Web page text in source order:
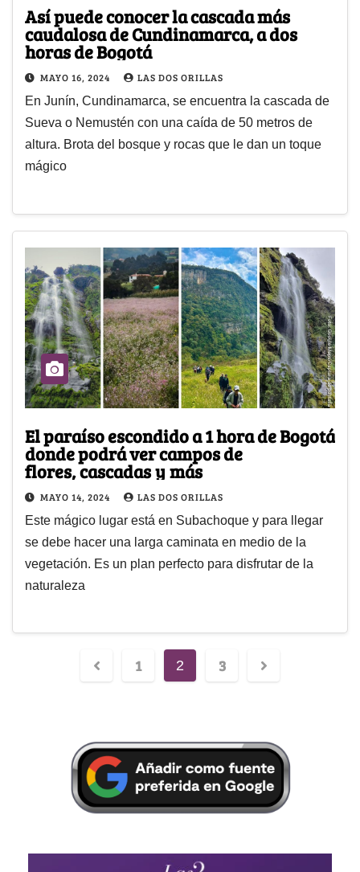
Así puede conocer la cascada más
caudalosa de Cundinamarca, a dos
horas de Bogotá
MAYO 16, 2024 LAS DOS ORILLAS
En Junín, Cundinamarca, se encuentra la cascada de
Sueva o Nemustén con una caída de 50 metros de
altura. Brota del bosque y rocas que le dan un toque
mágico
El paraíso escondido a 1 hora de Bogotá
donde podrá ver campos de
flores, cascadas y más
MAYO 14, 2024 LAS DOS ORILLAS
Este mágico lugar está en Subachoque y para llegar
se debe hacer una larga caminata en medio de la
vegetación. Es un plan perfecto para disfrutar de la
naturaleza
1 2 3